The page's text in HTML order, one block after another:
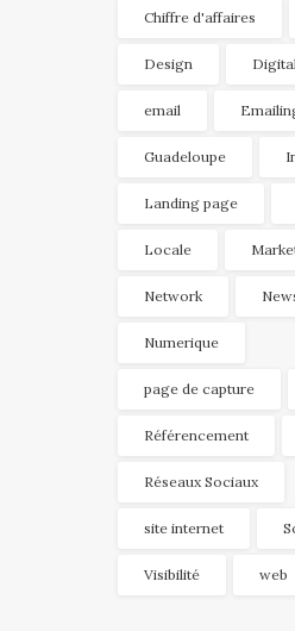
Chiffre d'affaires
Design Digital
email
Guadeloupe
Landing page
Locale
Network
Numerique
page de capture
Référencement
Réseaux Sociaux
site internet
Visibilité web